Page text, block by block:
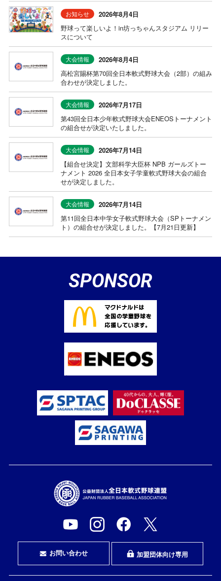
お知らせ
2026年8月4日
野球って楽しいよ！in坊っちゃんスタジアム リリー
スについて
大会情報
2026年8月4日
高松宮賜杯第70回全日本軟式野球大会（2部）の組み
合わせが決定しました。
大会情報
2026年7月17日
第43回全日本少年軟式野球大会ENEOSトーナメント
の組合せが決定いたしました。
大会情報
2026年7月14日
【組合せ決定】文部科学大臣杯 NPB ガールズトー
ナメント 2026 全日本女子学童軟式野球大会の組合
せが決定しました。
大会情報
2026年7月14日
第11回全日本中学女子軟式野球大会（SPトーナメン
ト）の組合せが決定しました。【7月21日更新】
SPONSOR
お問い合わせ 加盟団体向け専用